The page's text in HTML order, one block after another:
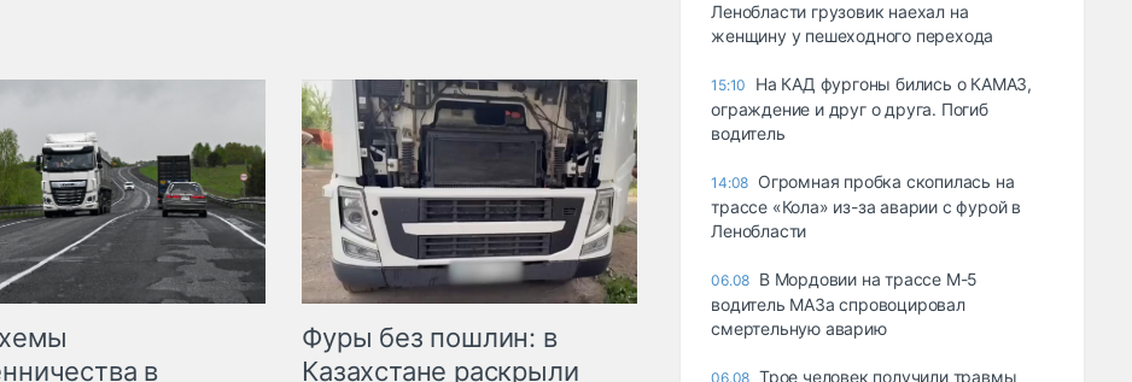
в
Фуры без пошлин: в
Казахстане раскрыли
Ленобласти грузовик наехал на
женщину у пешеходного перехода
15:10
На КАД фургоны бились о КАМАЗ,
ограждение и друг о друга. Погиб
водитель
14:08 Огромная пробка скопилась на
трассе «Кола» из-за аварии с фурой в
Ленобласти
06.08 В Мордовии на трассе М-5
водитель МАЗа спровоцировал
смертельную аварию
06.08 Трое человек получили травмы